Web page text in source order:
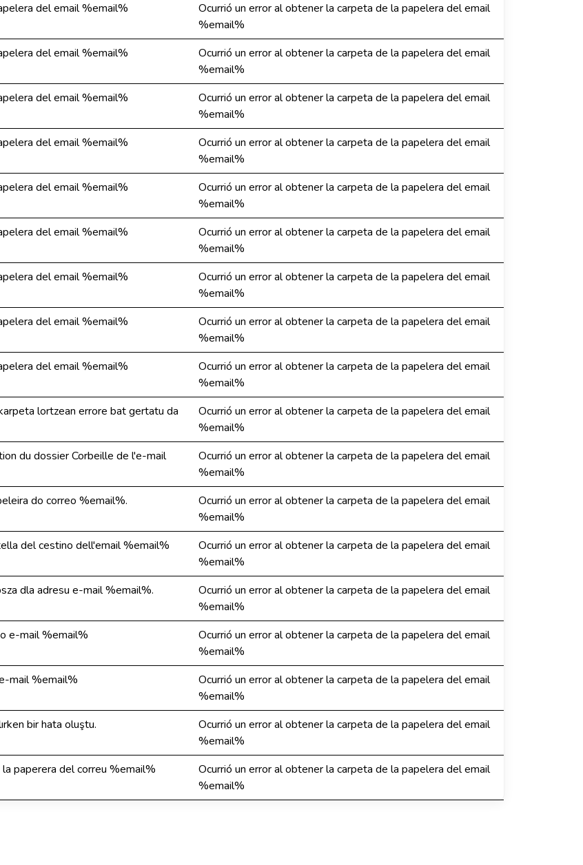
del email %email%
Ocurrió un error al obtener la carpeta de la papelera del email
%email%
del email %email%
Ocurrió un error al obtener la carpeta de la papelera del email
%email%
del email %email%
Ocurrió un error al obtener la carpeta de la papelera del email
%email%
del email %email%
Ocurrió un error al obtener la carpeta de la papelera del email
%email%
del email %email%
Ocurrió un error al obtener la carpeta de la papelera del email
%email%
del email %email%
Ocurrió un error al obtener la carpeta de la papelera del email
%email%
del email %email%
Ocurrió un error al obtener la carpeta de la papelera del email
%email%
del email %email%
Ocurrió un error al obtener la carpeta de la papelera del email
%email%
del email %email%
Ocurrió un error al obtener la carpeta de la papelera del email
%email%
lortzean errore bat gertatu da
Ocurrió un error al obtener la carpeta de la papelera del email
%email%
du dossier Corbeille de l'e-mail
Ocurrió un error al obtener la carpeta de la papelera del email
%email%
do correo %email%.
Ocurrió un error al obtener la carpeta de la papelera del email
%email%
del cestino dell'email %email%
Ocurrió un error al obtener la carpeta de la papelera del email
%email%
dla adresu e-mail %email%.
Ocurrió un error al obtener la carpeta de la papelera del email
%email%
e-mail %email%
Ocurrió un error al obtener la carpeta de la papelera del email
%email%
mail %email%
Ocurrió un error al obtener la carpeta de la papelera del email
%email%
bir hata oluştu.
Ocurrió un error al obtener la carpeta de la papelera del email
%email%
paperera del correu %email%
Ocurrió un error al obtener la carpeta de la papelera del email
%email%